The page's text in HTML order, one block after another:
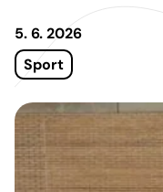
5. 6. 2026
Sport